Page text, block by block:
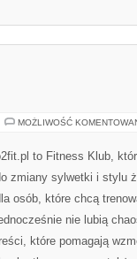
MOŻLIWOŚĆ
to Fitness Klub,
zmiany sylwetki i stylu
osób, które chcą
nie lubią
które pomagają